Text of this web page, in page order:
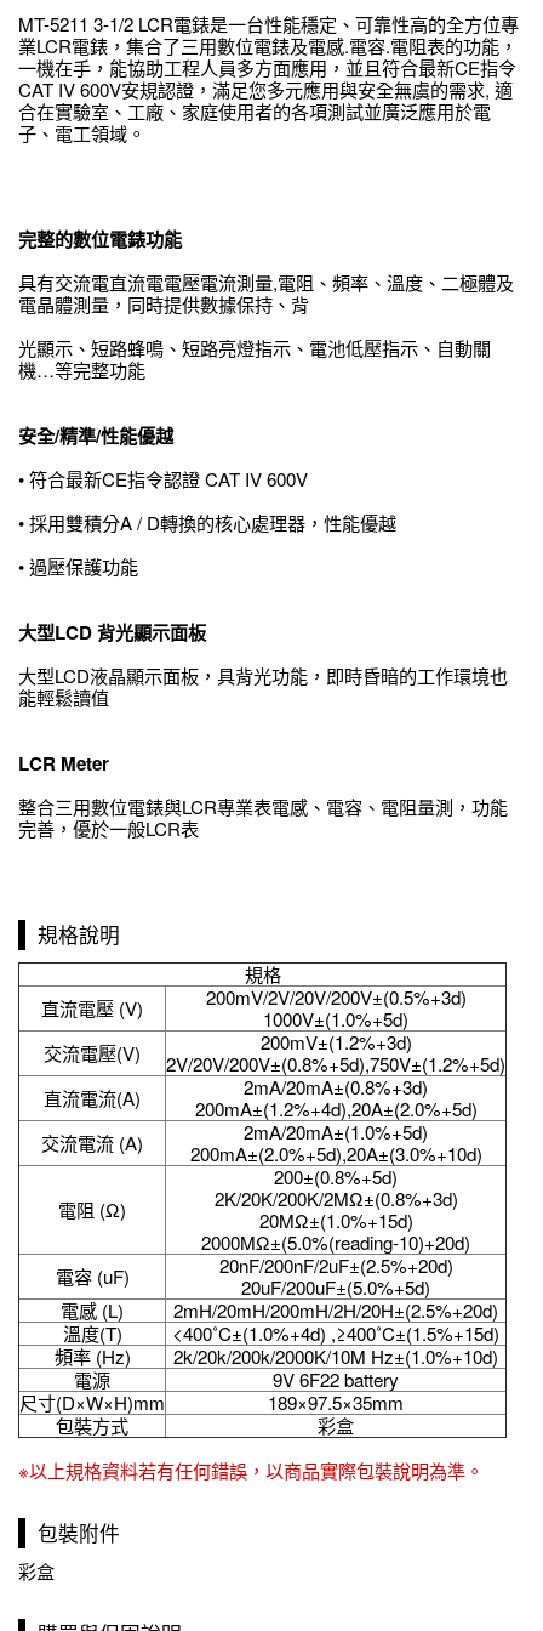
MT-5211 3-1/2 LCR電錶是一台性能穩定、可靠性高的全方位專
業LCR電錶，集合了三用數位電錶及電感.電容.電阻表的功能，
一機在手，能協助工程人員多方面應用，並且符合最新CE指令
CAT IV 600V安規認證，滿足您多元應用與安全無虞的需求, 適
合在實驗室、工廠、家庭使用者的各項測試並廣泛應用於電
子、電工領域。
完整的數位電錶功能
具有交流電直流電電壓電流測量,電阻、頻率、溫度、二極體及
電晶體測量，同時提供數據保持、背
光顯示、短路蜂鳴、短路亮燈指示、電池低壓指示、自動關
機…等完整功能
安全/精準/性能優越
• 符合最新CE指令認證 CAT IV 600V
• 採用雙積分A / D轉換的核心處理器，性能優越
• 過壓保護功能
大型LCD 背光顯示面板
大型LCD液晶顯示面板，具背光功能，即時昏暗的工作環境也
能輕鬆讀值
LCR Meter
整合三用數位電錶與LCR專業表電感、電容、電阻量測，功能
完善，優於一般LCR表
規格說明
規格
直流電壓 (V)
200mV/2V/20V/200V±(0.5%+3d)
1000V±(1.0%+5d)
交流電壓(V)
200mV±(1.2%+3d)
2V/20V/200V±(0.8%+5d),750V±(1.2%+5d)
直流電流(A)
2mA/20mA±(0.8%+3d)
200mA±(1.2%+4d),20A±(2.0%+5d)
交流電流 (A)
2mA/20mA±(1.0%+5d)
200mA±(2.0%+5d),20A±(3.0%+10d)
電阻 (Ω)
200±(0.8%+5d)
2K/20K/200K/2MΩ±(0.8%+3d)
20MΩ±(1.0%+15d)
2000MΩ±(5.0%(reading-10)+20d)
電容 (uF)
20nF/200nF/2uF±(2.5%+20d)
20uF/200uF±(5.0%+5d)
電感 (L)
2mH/20mH/200mH/2H/20H±(2.5%+20d)
溫度(T)
<400˚C±(1.0%+4d) ,≥400˚C±(1.5%+15d)
頻率 (Hz)
2k/20k/200k/2000K/10M Hz±(1.0%+10d)
電源
9V 6F22 battery
尺寸(D×W×H)mm
189×97.5×35mm
包裝方式
彩盒
※以上規格資料若有任何錯誤，以商品實際包裝說明為準。
包裝附件
彩盒